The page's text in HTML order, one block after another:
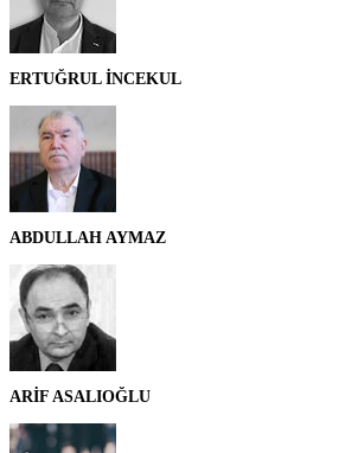
ERTUĞRUL İNCEKUL
ABDULLAH AYMAZ
ARİF ASALIOĞLU